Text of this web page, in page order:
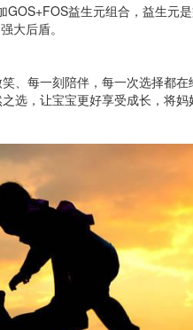
益生元组合，益生元
大后盾。
、每一刻陪伴，每一次选择都
选，让宝宝更好享受成长，将妈